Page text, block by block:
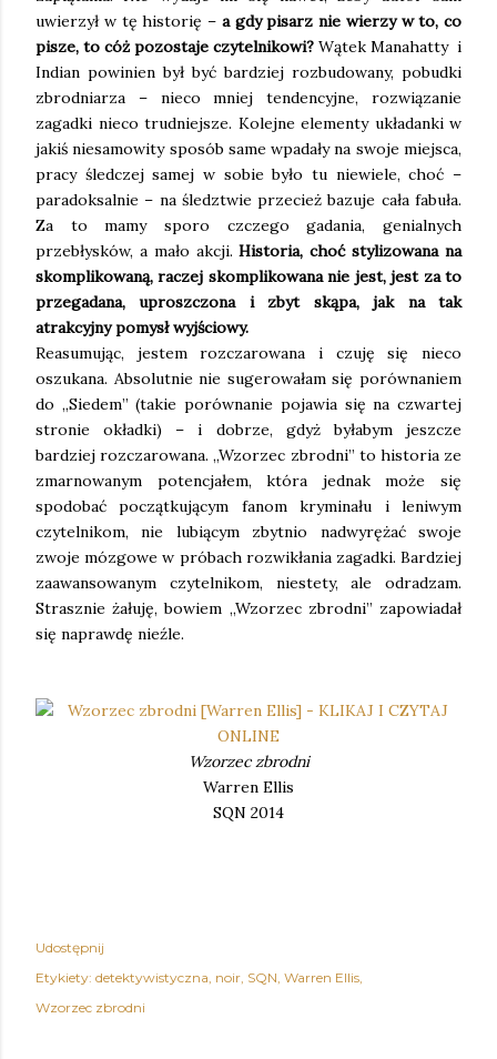
uwierzył w tę historię – a gdy pisarz nie wierzy w to, co
pisze, to cóż pozostaje czytelnikowi? Wątek Manahatty i
Indian powinien był być bardziej rozbudowany, pobudki
zbrodniarza – nieco mniej tendencyjne, rozwiązanie
zagadki nieco trudniejsze. Kolejne elementy układanki w
jakiś niesamowity sposób same wpadały na swoje miejsca,
pracy śledczej samej w sobie było tu niewiele, choć –
paradoksalnie – na śledztwie przecież bazuje cała fabuła.
Za to mamy sporo czczego gadania, genialnych
przebłysków, a mało akcji.Historia, choć stylizowana na
skomplikowaną, raczej skomplikowana nie jest, jest za to
przegadana, uproszczona i zbyt skąpa, jak na tak
atrakcyjny pomysł wyjściowy.
Reasumując, jestem rozczarowana i czuję się nieco
oszukana. Absolutnie nie sugerowałam się porównaniem
do „Siedem” (takie porównanie pojawia się na czwartej
stronie okładki) – i dobrze, gdyż byłabym jeszcze
bardziej rozczarowana. „Wzorzec zbrodni” to historia ze
zmarnowanym potencjałem, która jednak może się
spodobać początkującym fanom kryminału i leniwym
czytelnikom, nie lubiącym zbytnio nadwyrężać swoje
zwoje mózgowe w próbach rozwikłania zagadki. Bardziej
zaawansowanym czytelnikom, niestety, ale odradzam.
Strasznie żałuję, bowiem „Wzorzec zbrodni” zapowiadał
się naprawdę nieźle.
Wzorzec zbrodni
Warren Ellis
SQN 2014
Udostępnij
Etykiety: detektywistyczna noir SQN Warren Ellis
Wzorzec zbrodni